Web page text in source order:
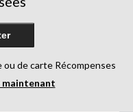
ou de carte Récompenses
maintenant